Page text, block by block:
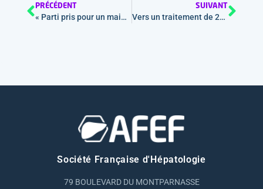
PRÉCÉDENT
« Parti pris pour un maintien des recherches fondamentales, translationnelles, et cliniques sur le virus de l’hépatite C humaine (VHC) »
SUIVANT
Vers un traitement de 2ligne du
Société Française d'Hépatologie
79 BOULEVARD DU MONTPARNASSE